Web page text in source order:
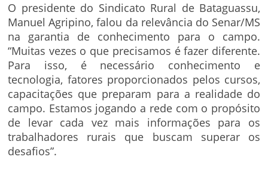
O presidente do Sindicato Rural de Bataguassu,
Manuel Agripino, falou da relevância do Senar/MS
na garantia de conhecimento para o campo.
“Muitas vezes o que precisamos é fazer diferente.
Para isso, é necessário conhecimento e
tecnologia, fatores proporcionados pelos cursos,
capacitações que preparam para a realidade do
campo. Estamos jogando a rede com o propósito
de levar cada vez mais informações para os
trabalhadores rurais que buscam superar os
desafios”.